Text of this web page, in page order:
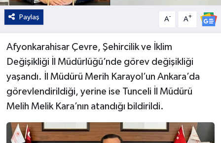
Paylaş A- A+
Afyonkarahisar Çevre, Şehircilik ve İklim
Değişikliği İl Müdürlüğü’nde görev değişikliği
yaşandı. İl Müdürü Merih Karayol’un Ankara’da
görevlendirildiği, yerine ise Tunceli İl Müdürü
Melih Melik Kara’nın atandığı bildirildi.